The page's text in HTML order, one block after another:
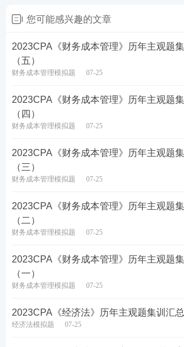
um/Index?classid=48
注册会计考点速记工具推荐：
注册会计师60s考点速记神器，提炼核
结合，利用时间的紧迫和记忆特点让
果觉得对考点掌握不充分，还可以领取
2023年注册会计考试通关攻略——
考试难度大，通过率低？233网校取证
您可能感兴趣的文章
2023CPA《财务成本管理》历年主观题
（五）
财务成本管理模拟题 07-25
​2023CPA《财务成本管理》历年主观题
（四）
财务成本管理模拟题 07-25
2023CPA《财务成本管理》历年主观题
（三）
财务成本管理模拟题 07-25
2023CPA《财务成本管理》历年主观题
（二）
财务成本管理模拟题 07-25
2023CPA《财务成本管理》历年主观题
（一）
财务成本管理模拟题 07-25
2023CPA《经济法》历年主观题集训汇总
经济法模拟题 07-25